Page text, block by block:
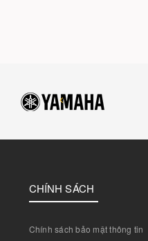
CHÍNH SÁCH
Chính sách bảo mật thông tin